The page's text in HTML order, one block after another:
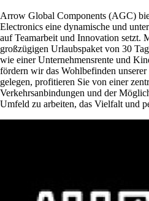
Arrow Global Components (AGC)
Electronics eine dynamische und
auf Teamarbeit und Innovation setzt.
großzügigen Urlaubspaket von 30
wie einer Unternehmensrente und
fördern wir das Wohlbefinden
gelegen, profitieren Sie von einer
Verkehrsanbindungen und der
Umfeld zu arbeiten, das Vielfalt und